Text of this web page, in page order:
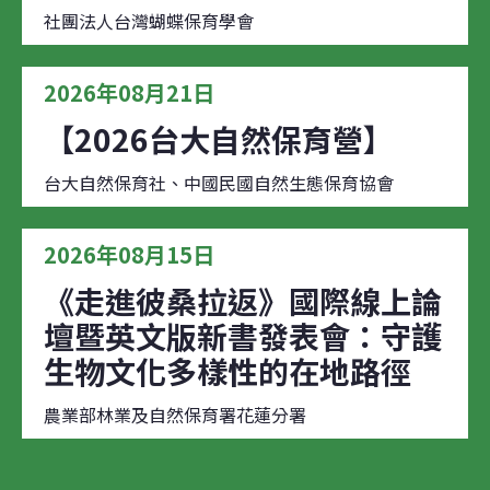
社團法人台灣蝴蝶保育學會
2026年08月21日
【2026台大自然保育營】
台大自然保育社、中國民國自然生態保育協會
2026年08月15日
《走進彼桑拉返》國際線上論
壇暨英文版新書發表會：守護
生物文化多樣性的在地路徑
農業部林業及自然保育署花蓮分署